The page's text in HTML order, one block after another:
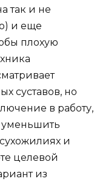
так и не
и еще
плохую
суставов, но
в работу,
уменьшить
и
целевой
из